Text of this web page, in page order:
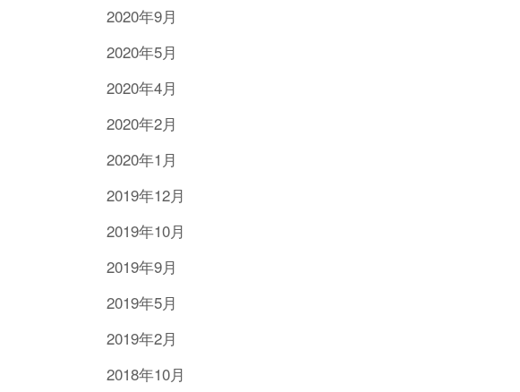
2020年9月
2020年5月
2020年4月
2020年2月
2020年1月
2019年12月
2019年10月
2019年9月
2019年5月
2019年2月
2018年10月